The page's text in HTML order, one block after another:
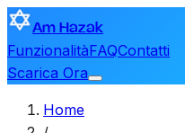
Am Hazak
FunzionalitàFAQContatti
Scarica Ora
Home